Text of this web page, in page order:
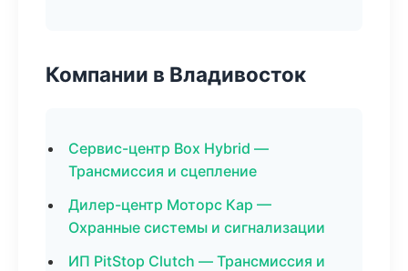
Компании в Владивосток
Сервис-центр Box Hybrid —
Трансмиссия и сцепление
Дилер-центр Моторс Кар —
Охранные системы и сигнализации
ИП PitStop Clutch — Трансмиссия и